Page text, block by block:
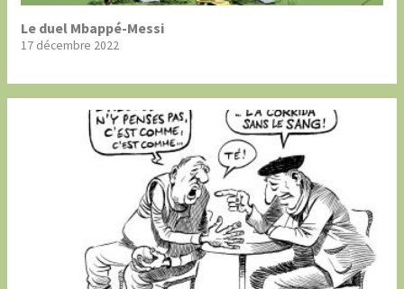
Le duel Mbappé-Messi
17 décembre 2022